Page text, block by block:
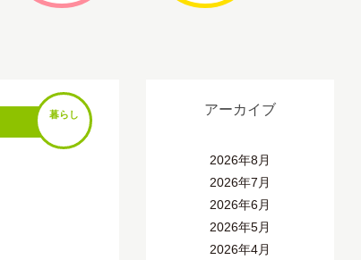
暮らし アーカイブ
2026年8月
2026年7月
2026年6月
2026年5月
2026年4月